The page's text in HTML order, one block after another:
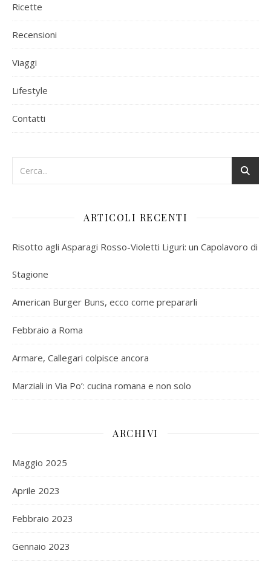
Ricette
Recensioni
Viaggi
Lifestyle
Contatti
ARTICOLI RECENTI
Risotto agli Asparagi Rosso-Violetti Liguri: un Capolavoro di
Stagione
American Burger Buns, ecco come prepararli
Febbraio a Roma
Armare, Callegari colpisce ancora
Marziali in Via Po’: cucina romana e non solo
ARCHIVI
Maggio 2025
Aprile 2023
Febbraio 2023
Gennaio 2023